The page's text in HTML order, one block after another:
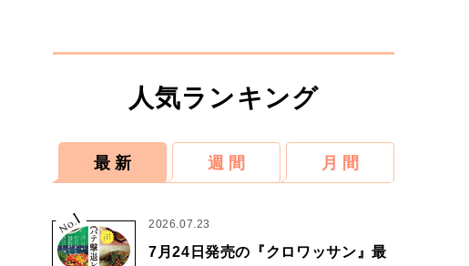
人気ランキング
最 新 週 間 月 間
No.
1 2026.07.23
7月24日発売の『クロワッサン』最